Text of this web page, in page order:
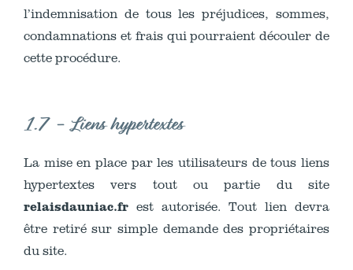
l’indemnisation de tous les préjudices, sommes,
condamnations et frais qui pourraient découler de
cette procédure.
1.7 - Liens hypertextes
La mise en place par les utilisateurs de tous liens
hypertextes vers tout ou partie du site
relaisdauniac.fr est autorisée. Tout lien devra
être retiré sur simple demande des propriétaires
du site.